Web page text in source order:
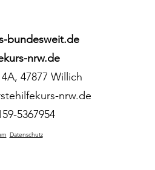
bundesweit.de
nrw.de
47877 Willich
nrw.de
5367954
Datenschutz